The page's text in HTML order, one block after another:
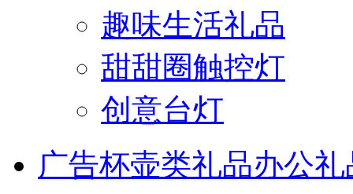
趣味生活礼品
甜甜圈触控灯
创意台灯
广告杯壶类礼品办公礼